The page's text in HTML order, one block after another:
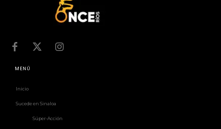
MENÚ
Inicio
Sucede en Sinaloa
Súper-Acción